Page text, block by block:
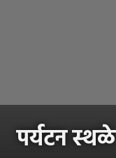
पर्यटन स्थळे